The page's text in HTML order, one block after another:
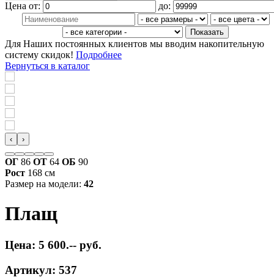
Цена от: до:
Для Наших постоянных клиентов мы вводим накопительную
систему скидок! Подробнее
Вернуться в каталог
‹ ›
ОГ 86 ОТ 64 ОБ 90
Рост 168 см
Размер на модели: 42
Плащ
Цена: 5 600.-- руб.
Артикул: 537